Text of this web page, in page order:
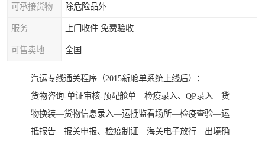
可承接货物 除危险品外
服务 上门收件 免费验收
可售卖地 全国
汽运专线通关程序（2015新舱单系统上线后）：
货物咨询-单证审核-预配舱单—检疫录入、QP录入—货
物换装—货物信息录入—运抵监看场所—检疫查验—运
抵报告—报关申报、检疫制证—海关电子放行—出境确